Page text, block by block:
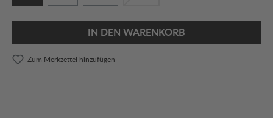
IN DEN WARENKORB
Zum Merkzettel hinzufügen